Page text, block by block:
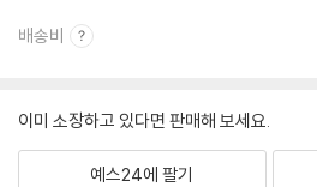
배송비
이미 소장하고 있다면 판매해 보세요.
예스24에 팔기